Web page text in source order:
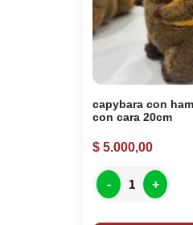
capybara con
con cara 20cm
$ 5.000,00
- +